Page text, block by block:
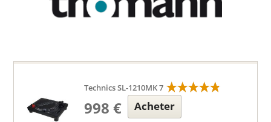
Technics SL-1210MK 7
998 € Acheter